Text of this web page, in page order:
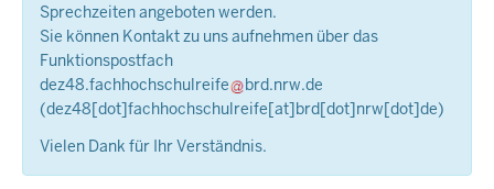
Sprechzeiten angeboten werden.
Sie können Kontakt zu uns aufnehmen über das
Funktionspostfach
dez48.fachhochschulreife
brd.nrw.de
(dez48[dot]fachhochschulreife[at]brd[dot]nrw[dot]de)
Vielen Dank für Ihr Verständnis.